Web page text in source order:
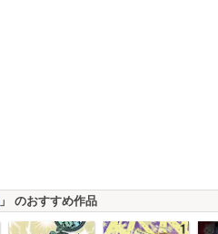
」 のおすすめ作品